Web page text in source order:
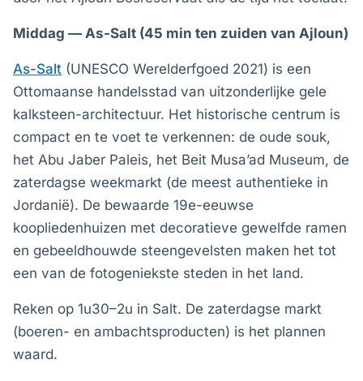
Middag — As-Salt (45 min ten zuiden van Ajloun)
As-Salt (UNESCO Werelderfgoed 2021) is een
Ottomaanse handelsstad van uitzonderlijke gele
kalksteen-architectuur. Het historische centrum is
compact en te voet te verkennen: de oude souk,
het Abu Jaber Paleis, het Beit Musa’ad Museum, de
zaterdagse weekmarkt (de meest authentieke in
Jordanië). De bewaarde 19e-eeuwse
koopliedenhuizen met decoratieve gewelfde ramen
en gebeeldhouwde steengevelsten maken het tot
een van de fotogeniekste steden in het land.
Reken op 1u30–2u in Salt. De zaterdagse markt
(boeren- en ambachtsproducten) is het plannen
waard.